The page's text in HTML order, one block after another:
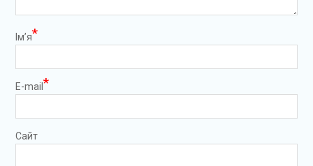
Ім’я*
E-mail *
Сайт